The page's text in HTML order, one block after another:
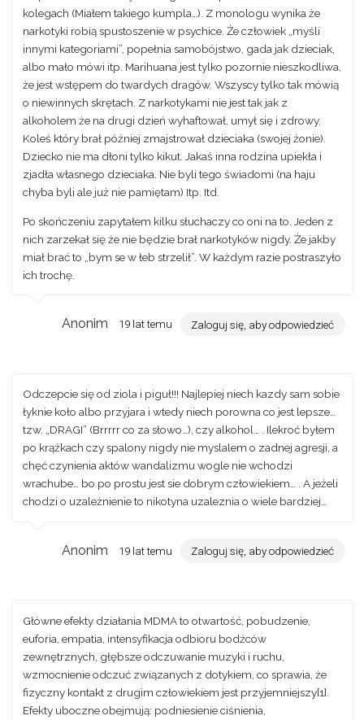
kolegach (Miałem takiego kumpla…). Z monologu wynika że
narkotyki robią spustoszenie w psychice. Że człowiek „myśli
innymi kategoriami”, popełnia samobójstwo, gada jak dzieciak,
albo mało mówi itp. Marihuana jest tylko pozornie nieszkodliwa,
że jest wstępem do twardych dragów. Wszyscy tylko tak mówią
o niewinnych skrętach. Z narkotykami nie jest tak jak z
alkoholem że na drugi dzień wyhaftował, umył się i zdrowy.
Koleś który brał później zmajstrował dzieciaka (swojej żonie).
Dziecko nie ma dłoni tylko kikut. Jakaś inna rodzina upiekła i
zjadła własnego dzieciaka. Nie byli tego świadomi (na haju
chyba byli ale już nie pamiętam) Itp. Itd.
Po skończeniu zapytałem kilku słuchaczy co oni na to. Jeden z
nich zarzekał się że nie będzie brał narkotyków nigdy. Że jakby
miał brać to „bym se w łeb strzelił”. W każdym razie postraszyło
ich trochę.
Anonim 19 lat temu Zaloguj się, aby odpowiedzieć
Odczepcie się od ziola i piguł!!! Najlepiej niech kazdy sam sobie
łyknie koło albo przyjara i wtedy niech porowna co jest lepsze…
tzw. „DRAGI” (Brrrrr co za słowo…), czy alkohol… . Ilekroć byłem
po krążkach czy spalony nigdy nie myslalem o zadnej agresji, a
chęć czynienia aktów wandalizmu wogle nie wchodzi
wrachube… bo po prostu jest sie dobrym człowiekiem… . A jeżeli
chodzi o uzależnienie to nikotyna uzaleznia o wiele bardziej…
Anonim 19 lat temu Zaloguj się, aby odpowiedzieć
Główne efekty działania MDMA to otwartość, pobudzenie,
euforia, empatia, intensyfikacja odbioru bodźców
zewnętrznych, głębsze odczuwanie muzyki i ruchu,
wzmocnienie odczuć związanych z dotykiem, co sprawia, że
fizyczny kontakt z drugim człowiekiem jest przyjemniejszy[1].
Efekty uboczne obejmują: podniesienie ciśnienia,